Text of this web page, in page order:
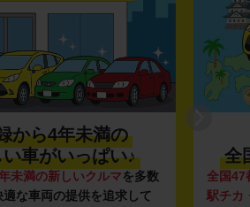
から4年未満の
車がいっぱい♪
未満の新しいクルマを多数
な車両の提供を追求して
全
全国47
駅チカ